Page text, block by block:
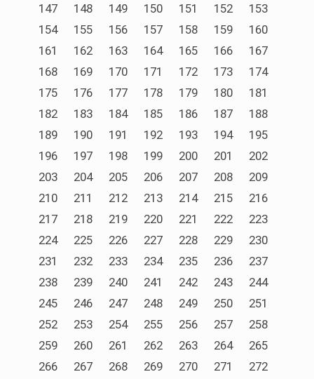
147
148 149 150 151 152
153
154
155 156 157 158 159
160
161
162 163 164 165 166
167
168
169 170 171 172 173
174
175
176 177 178 179 180
181
182
183 184 185 186 187
188
189
190 191 192 193 194
195
196
197 198 199 200 201
202
203
204 205 206 207 208
209
210
211 212 213 214 215
216
217
218 219 220 221 222
223
224
225 226 227 228 229
230
231
232 233 234 235 236
237
238
239 240 241 242 243
244
245
246 247 248 249 250
251
252
253 254 255 256 257
258
259
260 261 262 263 264
265
266
267 268 269 270 271
272